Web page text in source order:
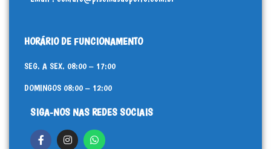
HORÁRIO DE FUNCIONAMENTO
SEG. A SEX. 08:00 – 17:00
DOMINGOS 08:00 – 12:00
SIGA-NOS NAS REDES SOCIAIS